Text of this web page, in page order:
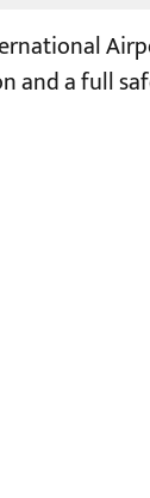
and a full